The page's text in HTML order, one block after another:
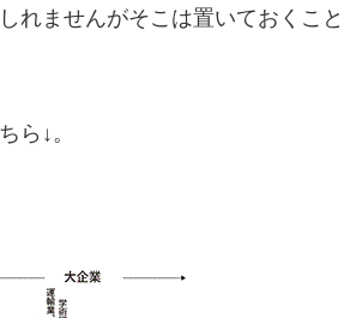
れませんがそこは置いておくこと
ら↓。